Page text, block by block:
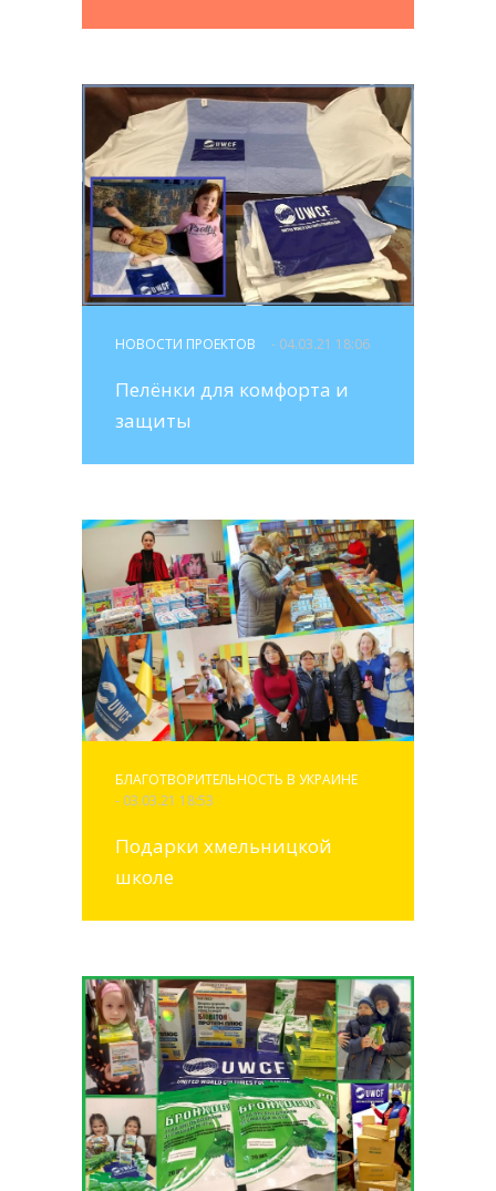
НОВОСТИ ПРОЕКТОВ - 04.03.21 18:06
Пелёнки для комфорта и
защиты
БЛАГОТВОРИТЕЛЬНОСТЬ В УКРАИНЕ
- 03.03.21 18:53
Подарки хмельницкой
школе